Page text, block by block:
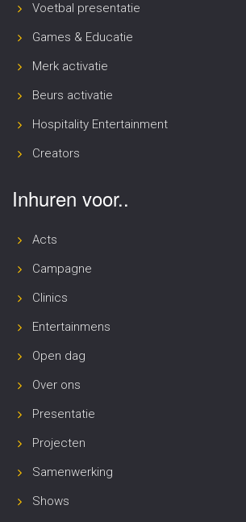
Voetbal presentatie
Games & Educatie
Merk activatie
Beurs activatie
Hospitality Entertainment
Creators
Inhuren voor..
Acts
Campagne
Clinics
Entertainmens
Open dag
Over ons
Presentatie
Projecten
Samenwerking
Shows